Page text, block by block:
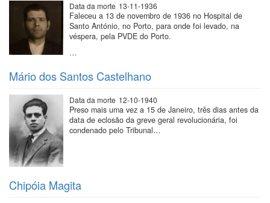
Data da morte 13-11-1936
Faleceu a 13 de novembro de 1936 no Hospital de
Santo António, no Porto, para onde foi levado, na
véspera, pela PVDE do Porto.
…
Mário dos Santos Castelhano
Data da morte 12-10-1940
Preso mais uma vez a 15 de Janeiro, três dias antes da
data de eclosão da greve geral revolucionária, foi
condenado pelo Tribunal…
Chipóia Magita